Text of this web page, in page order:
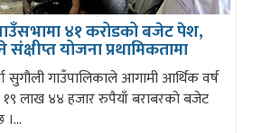
४१ करोडको बजेट पेश,
योजना प्रथामिकतामा
सुगौली गाउँपालिकाले आगामी आर्थिक वर्ष
लाख ४४ हजार रुपैयाँ बराबरको बजेट
।...